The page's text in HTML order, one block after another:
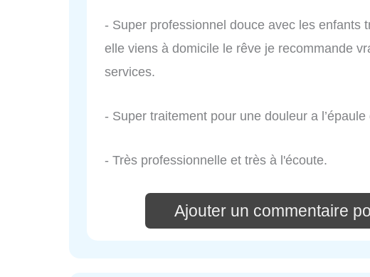
- Super professionnel douce avec les enfants
elle viens à domicile le rêve je recommande
services.
- Super traitement pour une douleur a
- Très professionnelle et très à l'écoute.
Ajouter un commentaire